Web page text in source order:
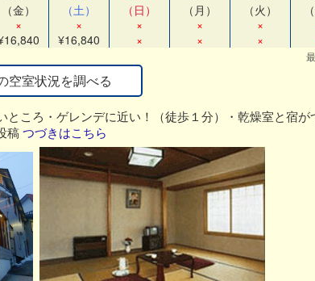
ころ・ゲレンデに近い！（徒歩１分）・乾燥室と宿
稿つづきはこちら
（金） （土） （日） （月） （火）
× × × × ×
¥16,840 × × ×
空室状況を調べる